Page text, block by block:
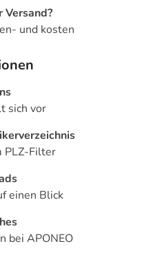
und kosten
sich vor
PLZ-Filter
einen Blick
bei APONEO